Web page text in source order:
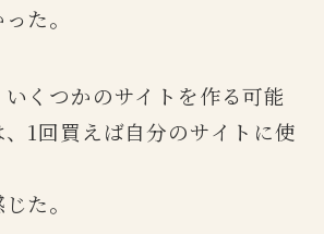
た。
くつかのサイトを作る可能
1回買えば自分のサイトに使
た。